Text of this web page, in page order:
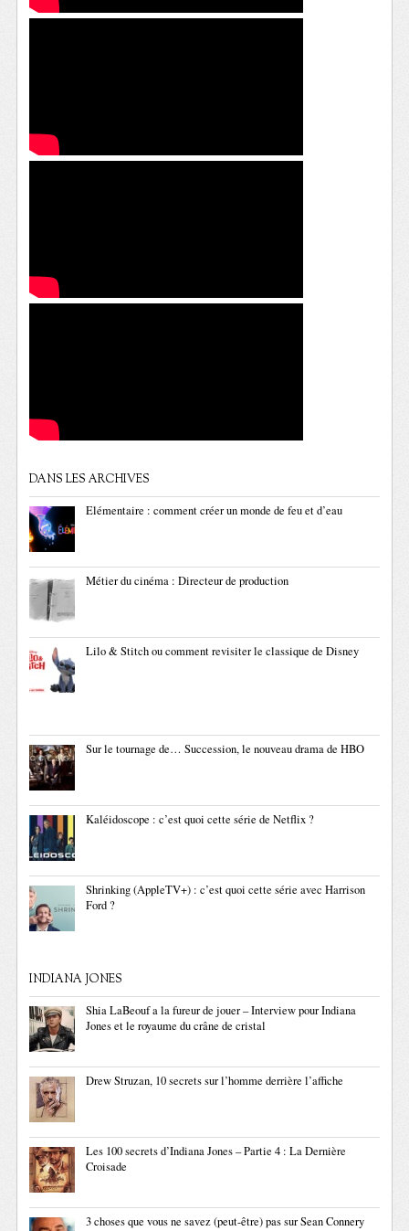
DANS LES ARCHIVES
Elémentaire : comment créer un monde de feu et d’eau
Métier du cinéma : Directeur de production
Lilo & Stitch ou comment revisiter le classique de Disney
Sur le tournage de… Succession, le nouveau drama de HBO
Kaléidoscope : c’est quoi cette série de Netflix ?
Shrinking (AppleTV+) : c’est quoi cette série avec Harrison
Ford ?
INDIANA JONES
Shia LaBeouf a la fureur de jouer – Interview pour Indiana
Jones et le royaume du crâne de cristal
Drew Struzan, 10 secrets sur l’homme derrière l’affiche
Les 100 secrets d’Indiana Jones – Partie 4 : La Dernière
Croisade
3 choses que vous ne savez (peut-être) pas sur Sean Connery